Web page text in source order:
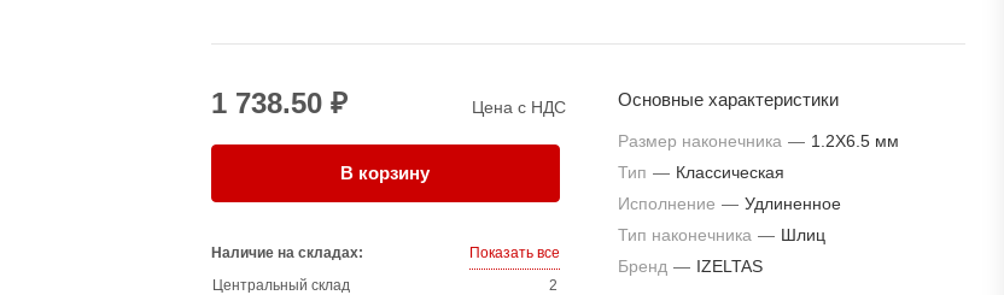
1 738.50 ₽ Цена с НДС
В корзину
Наличие на складах:
Показать все
Центральный склад
2
Основные характеристики
Размер наконечника — 1.2X6.5 мм
Тип — Классическая
Исполнение — Удлиненное
Тип наконечника — Шлиц
Бренд — IZELTAS